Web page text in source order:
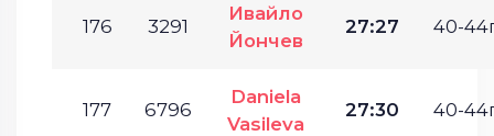
176 3291
Ивайло
Йончев
27:27 40-
177 6796
Daniela
Vasileva
27:30 40-